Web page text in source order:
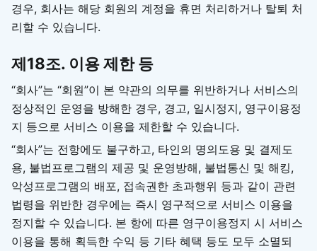
경우, 회사는 해당 회원의 계정을 휴면 처리하거나 탈퇴 처
리할 수 있습니다.
제18조. 이용 제한 등
“회사”는 “회원”이 본 약관의 의무를 위반하거나 서비스의
정상적인 운영을 방해한 경우, 경고, 일시정지, 영구이용정
지 등으로 서비스 이용을 제한할 수 있습니다.
“회사”는 전항에도 불구하고, 타인의 명의도용 및 결제도
용, 불법프로그램의 제공 및 운영방해, 불법통신 및 해킹,
악성프로그램의 배포, 접속권한 초과행위 등과 같이 관련
법령을 위반한 경우에는 즉시 영구적으로 서비스 이용을
정지할 수 있습니다. 본 항에 따른 영구이용정지 시 서비스
이용을 통해 획득한 수익 등 기타 혜택 등도 모두 소멸되